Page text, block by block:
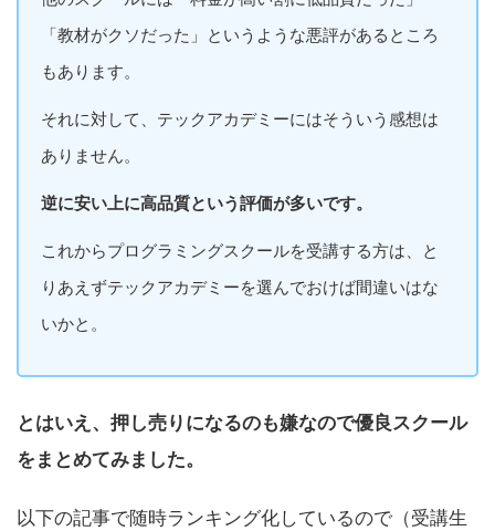
「教材がクソだった」というような悪評があるところ
もあります。
それに対して、テックアカデミーにはそういう感想は
ありません。
逆に安い上に高品質という評価が多いです。
これからプログラミングスクールを受講する方は、と
りあえずテックアカデミーを選んでおけば間違いはな
いかと。
とはいえ、押し売りになるのも嫌なので優良スクール
をまとめてみました。
以下の記事で随時ランキング化しているので（受講生